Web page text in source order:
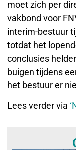
moet zich per
vakbond voor
interim-bestuur
totdat het
conclusies
buigen tijdens
het bestuur er
Lees verder via